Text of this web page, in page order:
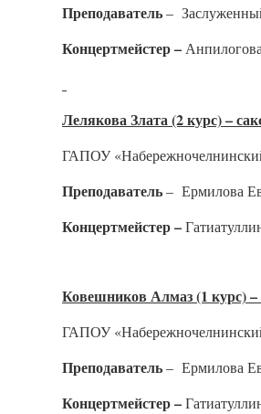
Преподаватель–
Концертмейстер –
Лелякова Злата (2 курс) –
ГАПОУ
Преподаватель– Ермилова
Концертмейстер –
Ковешников Алмаз (1 курс) –
ГАПОУ
Преподаватель– Ермилова
Концертмейстер –